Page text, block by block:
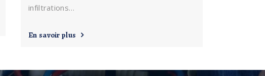
infiltrations…
En savoir plus